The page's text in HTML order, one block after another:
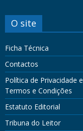
O site
Ficha Técnica
Contactos
Política de Privacidade e
Termos e Condições
Estatuto Editorial
Tribuna do Leitor